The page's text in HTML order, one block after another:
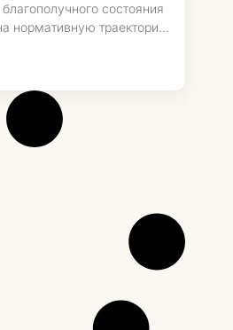
состояния
нормативную траекторию